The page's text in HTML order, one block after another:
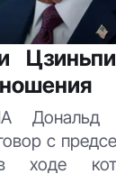
Дональд
с
ходе